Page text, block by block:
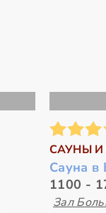
САУНЫ И
Сауна в
1100 -
Зал